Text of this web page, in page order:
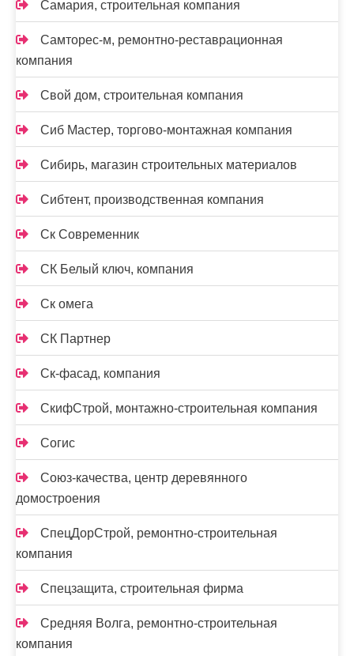
Самария, строительная компания
Самторес-м, ремонтно-реставрационная
компания
Свой дом, строительная компания
Сиб Мастер, торгово-монтажная компания
Сибирь, магазин строительных материалов
Сибтент, производственная компания
Ск Cовременник
СК Белый ключ, компания
Ск омега
СК Партнер
Ск-фасад, компания
СкифСтрой, монтажно-строительная компания
Согис
Союз-качества, центр деревянного
домостроения
СпецДорСтрой, ремонтно-строительная
компания
Спецзащита, строительная фирма
Средняя Волга, ремонтно-строительная
компания